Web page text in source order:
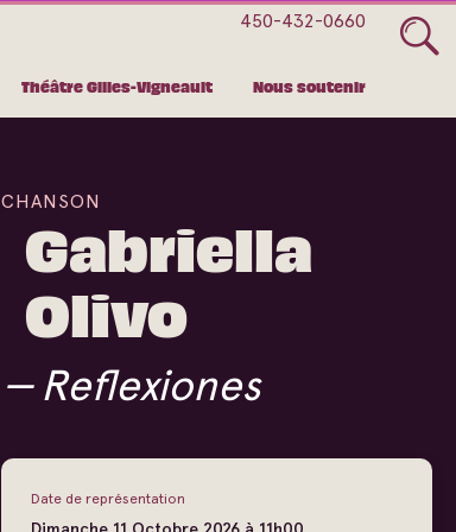
450-432-0660
Théâtre Gilles-Vigneault Nous soutenir
CHANSON
Gabriella
Olivo
Reflexiones
Date de représentation